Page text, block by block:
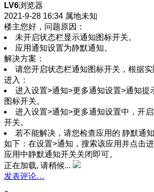
LV6浏览器
2021-9-28 16:34 属地未知
楼主您好，问题原因：
未开启状态栏显示通知图标开关。
应用通知设置为静默通知。
解决方案：
请您开启状态栏通知图标开关，根据
进入：
进入设置>通知>更多通知设置>通知提
图标开关。
进入设置>通知>更多通知设置中，开
开关。
若不能解决，请您检查应用的 静默通
如下：在设置>通知，搜索该应用并点击
应用中静默通知开关关闭即可。
正在加载, 请稍候...
发表评论…